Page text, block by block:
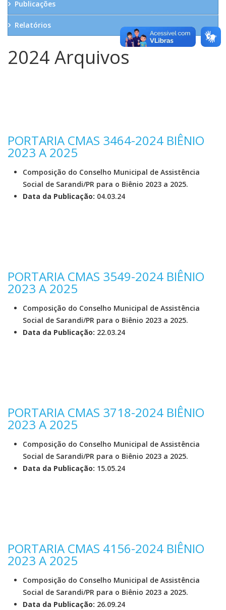
Publicações
Relatórios
2024 Arquivos
PORTARIA CMAS 3464-2024 BIÊNIO
2023 A 2025
Composição do Conselho Municipal de Assistência
Social de Sarandi/PR para o Biênio 2023 a 2025.
Data da Publicação: 04.03.24
PORTARIA CMAS 3549-2024 BIÊNIO
2023 A 2025
Composição do Conselho Municipal de Assistência
Social de Sarandi/PR para o Biênio 2023 a 2025.
Data da Publicação: 22.03.24
PORTARIA CMAS 3718-2024 BIÊNIO
2023 A 2025
Composição do Conselho Municipal de Assistência
Social de Sarandi/PR para o Biênio 2023 a 2025.
Data da Publicação: 15.05.24
PORTARIA CMAS 4156-2024 BIÊNIO
2023 A 2025
Composição do Conselho Municipal de Assistência
Social de Sarandi/PR para o Biênio 2023 a 2025.
Data da Publicação: 26.09.24